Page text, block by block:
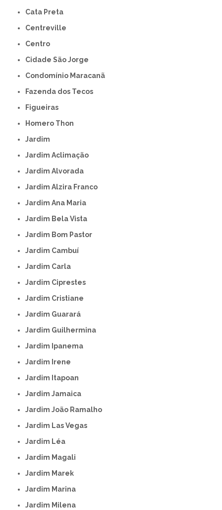
Cata Preta
Centreville
Centro
Cidade São Jorge
Condomínio Maracanã
Fazenda dos Tecos
Figueiras
Homero Thon
Jardim
Jardim Aclimação
Jardim Alvorada
Jardim Alzira Franco
Jardim Ana Maria
Jardim Bela Vista
Jardim Bom Pastor
Jardim Cambuí
Jardim Carla
Jardim Ciprestes
Jardim Cristiane
Jardim Guarará
Jardim Guilhermina
Jardim Ipanema
Jardim Irene
Jardim Itapoan
Jardim Jamaica
Jardim João Ramalho
Jardim Las Vegas
Jardim Léa
Jardim Magali
Jardim Marek
Jardim Marina
Jardim Milena